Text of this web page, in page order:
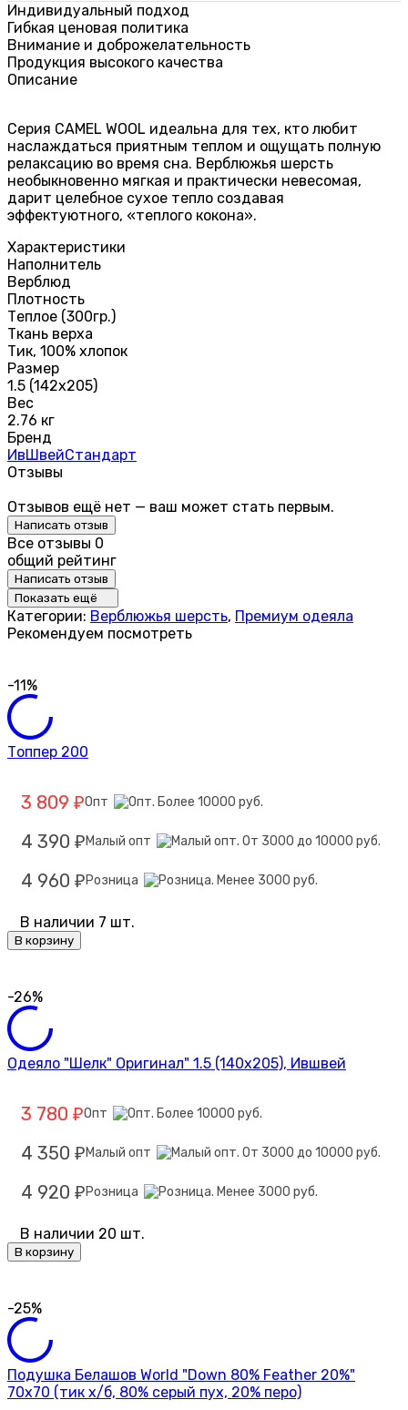
Индивидуальный подход
Гибкая ценовая политика
Внимание и доброжелательность
Продукция высокого качества
Описание
Серия CAMEL WOOL идеальна для тех, кто любит
наслаждаться приятным теплом и ощущать полную
релаксацию во время сна. Верблюжья шерсть
необыкновенно мягкая и практически невесомая,
дарит целебное сухое тепло создавая
эффектуютного, «теплого кокона».
Характеристики
Наполнитель
Верблюд
Плотность
Теплое (300гр.)
Ткань верха
Тик, 100% хлопок
Размер
1.5 (142х205)
Вес
2.76 кг
Бренд
ИвШвейСтандарт
Отзывы
Отзывов ещё нет — ваш может стать первым.
Написать отзыв
Все отзывы 0
общий рейтинг
Написать отзыв
Показать ещё
Категории: Верблюжья шерсть, Премиум одеяла
Рекомендуем посмотреть
-11%
Топпер 200
3 809 ₽Опт
4 390 ₽ Малый опт
4 960 ₽ Розница
В наличии 7 шт.
В корзину
-26%
Одеяло "Шелк" Оригинал" 1.5 (140х205), Ившвей
3 780 ₽Опт
4 350 ₽ Малый опт
4 920 ₽ Розница
В наличии 20 шт.
В корзину
-25%
Подушка Белашов World "Down 80% Feather 20%"
70х70 (тик х/б, 80% серый пух, 20% перо)